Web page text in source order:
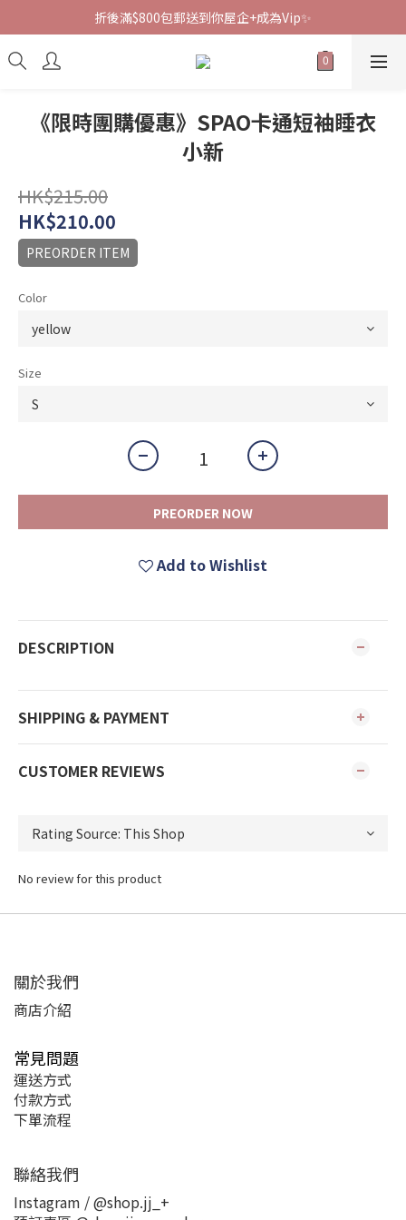
折後滿$800包郵送到你屋企+成為Vip✨
《限時團購優惠》SPAO卡通短袖睡衣
小新
HK$215.00
HK$210.00
PREORDER ITEM
Color
Size
PREORDER NOW
Add to Wishlist
DESCRIPTION
SHIPPING & PAYMENT
CUSTOMER REVIEWS
No review for this product
關於我們
商店介紹
常見問題
運送方式
付款方式
下單流程
聯絡我們
Instagram / @shop.jj_+